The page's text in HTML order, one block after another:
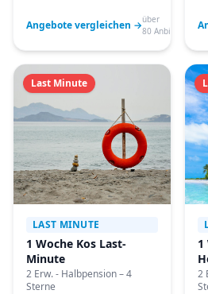
Angebote vergleichen →über
80 Anbieter
Last Minute
LAST MINUTE
1 Woche Kos Last-
Minute
2 Erw. - Halbpension – 4
Sterne
1
2